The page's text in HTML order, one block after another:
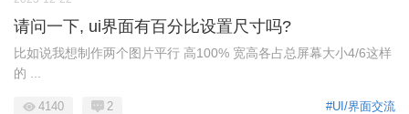
请问一下, ui界面有百分比设置尺寸吗?
比如说我想制作两个图片平行 高100% 宽高各占总屏幕大小4/6这样
的 ...
#UI/界面交流
4140 2